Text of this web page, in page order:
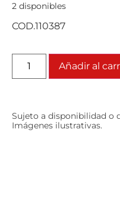
2 disponibles
COD.110387
Añadir al
Sujeto a disponibilidad o
Imágenes ilustrativas.